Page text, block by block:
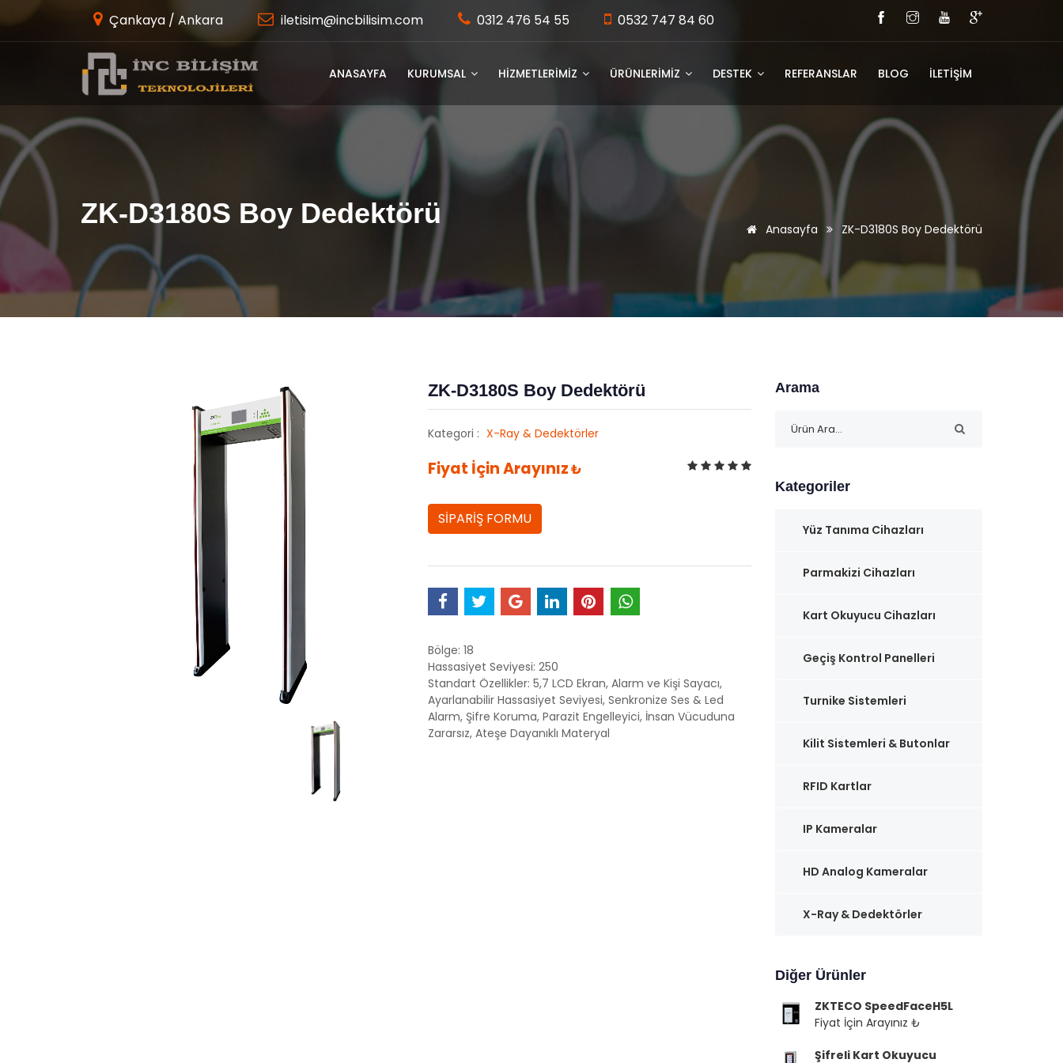
Çankaya / Ankara iletisim@incbilisim.com 0312 476 54 55 0532 747 84 60
ANASAYFA KURUMSAL HİZMETLERİMİZ ÜRÜNLERİMİZ DESTEK REFERANSLAR BLOG İLETİŞİM
ZK-D3180S Boy Dedektörü Anasayfa ZK-D3180S Boy Dedektörü
ZK-D3180S Boy Dedektörü
Kategori : X-Ray & Dedektörler
Fiyat İçin Arayınız₺
SİPARİŞ FORMU
Bölge: 18
Hassasiyet Seviyesi: 250
Standart Özellikler: 5,7 LCD Ekran, Alarm ve Kişi Sayacı,
Ayarlanabilir Hassasiyet Seviyesi, Senkronize Ses & Led
Alarm, Şifre Koruma, Parazit Engelleyici, İnsan Vücuduna
Zararsız, Ateşe Dayanıklı Materyal
Arama
Kategoriler
Yüz Tanıma Cihazları
Parmakizi Cihazları
Kart Okuyucu Cihazları
Geçiş Kontrol Panelleri
Turnike Sistemleri
Kilit Sistemleri & Butonlar
RFID Kartlar
IP Kameralar
HD Analog Kameralar
X-Ray & Dedektörler
Diğer Ürünler
ZKTECO SpeedFaceH5L
Fiyat İçin Arayınız ₺
Şifreli Kart Okuyucu